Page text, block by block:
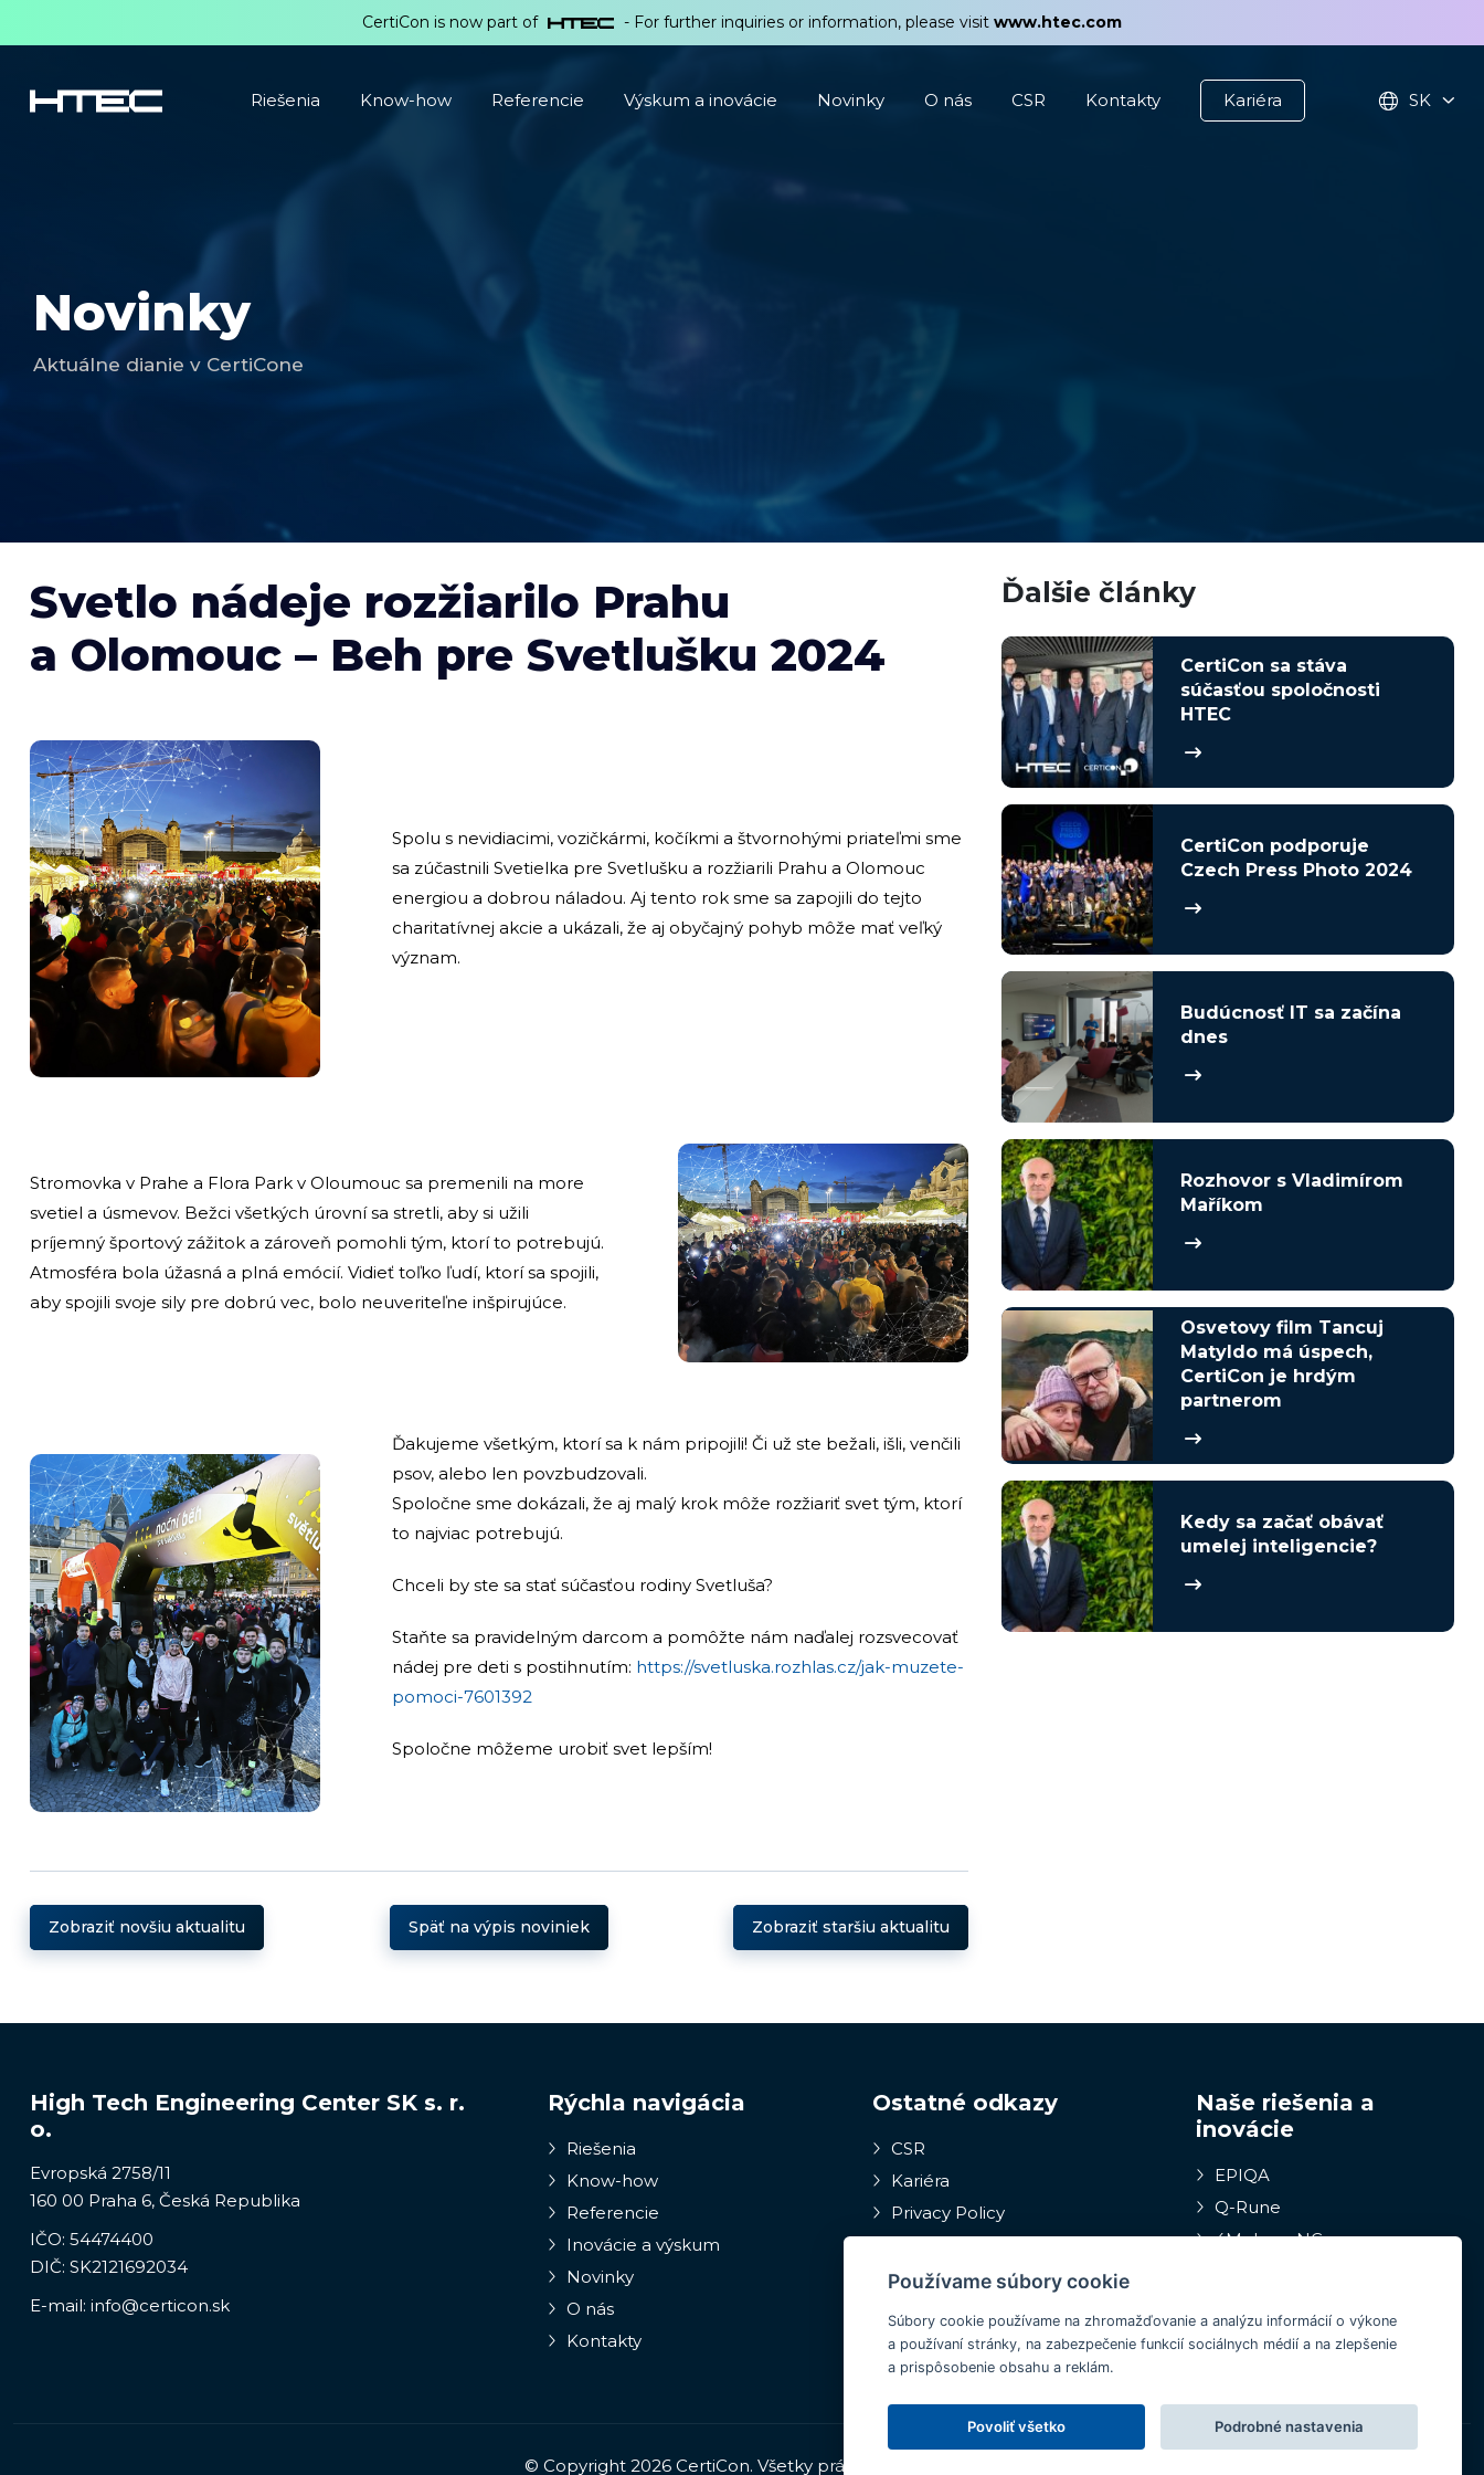
CertiCon is now part of - For further inquiries or information, please visit www.htec.com
Riešenia Know-how Referencie Výskum a inovácie Novinky O nás CSR Kontakty Kariéra SK
Novinky
Aktuálne dianie v CertiCone
Svetlo nádeje rozžiarilo Prahu
a Olomouc – Beh pre Svetlušku 2024
Spolu s nevidiacimi, vozičkármi, kočíkmi a štvornohými priateľmi sme
sa zúčastnili Svetielka pre Svetlušku a rozžiarili Prahu a Olomouc
energiou a dobrou náladou. Aj tento rok sme sa zapojili do tejto
charitatívnej akcie a ukázali, že aj obyčajný pohyb môže mať veľký
význam.
Stromovka v Prahe a Flora Park v Oloumouc sa premenili na more
svetiel a úsmevov. Bežci všetkých úrovní sa stretli, aby si užili
príjemný športový zážitok a zároveň pomohli tým, ktorí to potrebujú.
Atmosféra bola úžasná a plná emócií. Vidieť toľko ľudí, ktorí sa spojili,
aby spojili svoje sily pre dobrú vec, bolo neuveriteľne inšpirujúce.
Ďakujeme všetkým, ktorí sa k nám pripojili! Či už ste bežali, išli, venčili
psov, alebo len povzbudzovali.
Spoločne sme dokázali, že aj malý krok môže rozžiariť svet tým, ktorí
to najviac potrebujú.
Chceli by ste sa stať súčasťou rodiny Svetluša?
Staňte sa pravidelným darcom a pomôžte nám naďalej rozsvecovať
nádej pre deti s postihnutím: https://svetluska.rozhlas.cz/jak-muzete-
pomoci-7601392
Spoločne môžeme urobiť svet lepším!
Zobraziť novšiu aktualitu Späť na výpis noviniek Zobraziť staršiu aktualitu
Ďalšie články
CertiCon sa stáva
súčasťou spoločnosti
HTEC
CertiCon podporuje
Czech Press Photo 2024
Budúcnosť IT sa začína
dnes
Rozhovor s Vladimírom
Maříkom
Osvetovy film Tancuj
Matyldo má úspech,
CertiCon je hrdým
partnerom
Kedy sa začať obávať
umelej inteligencie?
High Tech Engineering Center SK s. r.
o.
Evropská 2758/11
160 00 Praha 6, Česká Republika
IČO: 54474400
DIČ: SK2121692034
E-mail: info@certicon.sk
Rýchla navigácia
Riešenia
Know-how
Referencie
Inovácie a výskum
Novinky
O nás
Kontakty
Ostatné odkazy
CSR
Kariéra
Privacy Policy
systém a ochrana
Naše riešenia a
inovácie
EPIQA
Q-Rune
4MulcomNG
ConCoS
© Copyright 2026 CertiCon. Všetky práva vyhradené.
Používame súbory cookie
Súbory cookie používame na zhromažďovanie a analýzu informácií o výkone
a používaní stránky, na zabezpečenie funkcií sociálnych médií a na zlepšenie
a prispôsobenie obsahu a reklám.
Povoliť všetko Podrobné nastavenia